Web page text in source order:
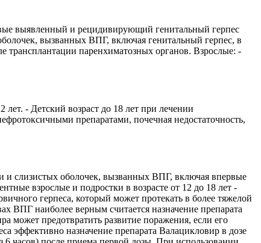
выявленный и рецидивирующий генитальный герпес
вызванных ВПГ, включая генитальный герпес, в
паренхиматозных органов. Взрослые: -
- Детский возраст до 18 лет при лечении
препаратами, почечная недостаточность,
и слизистых оболочек, вызванных ВПГ, включая впервые
взрослые и подростки в возрасте от 12 до 18 лет -
герпеса, который может протекать в более тяжелой
ВПГ наиболее верным считается назначение препарата
может предотвратить развитие поражения, если его
эффективно назначение препарата Валацикловир в дозе